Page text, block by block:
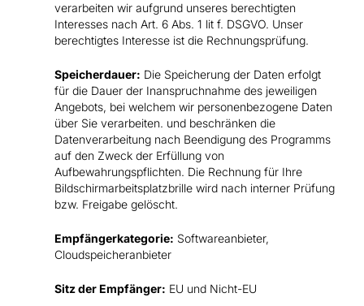
verarbeiten wir aufgrund unseres berechtigten
Interesses nach Art. 6 Abs. 1 lit f. DSGVO. Unser
berechtigtes Interesse ist die Rechnungsprüfung.
Speicherdauer: Die Speicherung der Daten erfolgt
für die Dauer der Inanspruchnahme des jeweiligen
Angebots, bei welchem wir personenbezogene Daten
über Sie verarbeiten. und beschränken die
Datenverarbeitung nach Beendigung des Programms
auf den Zweck der Erfüllung von
Aufbewahrungspflichten. Die Rechnung für Ihre
Bildschirmarbeitsplatzbrille wird nach interner Prüfung
bzw. Freigabe gelöscht.
Empfängerkategorie: Softwareanbieter,
Cloudspeicheranbieter
Sitz der Empfänger: EU und Nicht-EU